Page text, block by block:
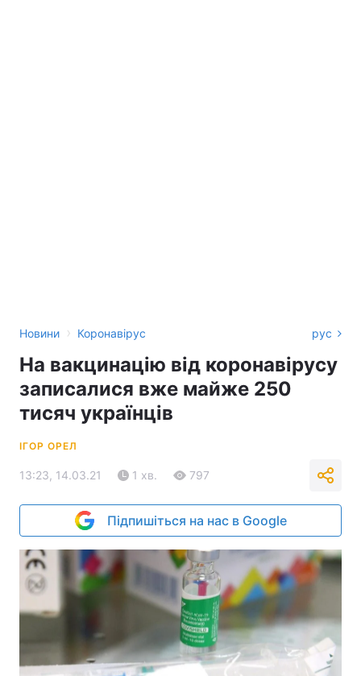
Новини › Коронавірус рус
На вакцинацію від коронавірусу
записалися вже майже 250
тисяч українців
ІГОР ОРЕЛ
13:23, 14.03.21 1 хв. 797
Підпишіться на нас в Google